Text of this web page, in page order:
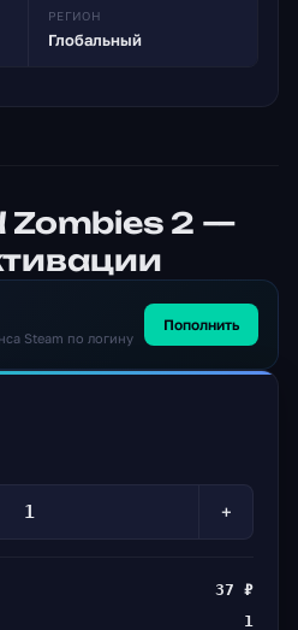
РЕГИОН
Глобальный
Zombies 2 —
Steam по логину
Пополнить
+
37 ₽
1